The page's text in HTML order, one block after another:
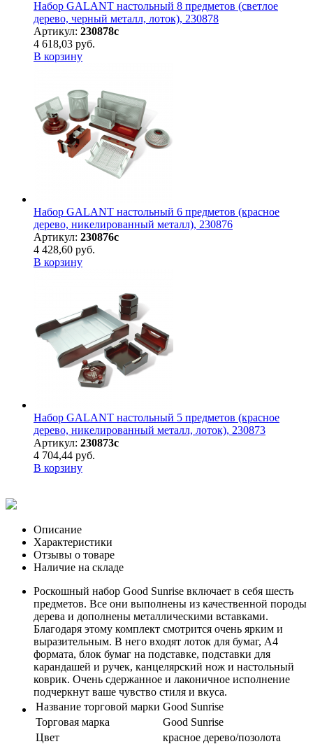
Набор GALANT настольный 8 предметов (светлое
дерево, черный металл, лоток), 230878
Артикул: 230878с
4 618,03 руб.
В корзину
Набор GALANT настольный 6 предметов (красное
дерево, никелированный металл), 230876
Артикул: 230876с
4 428,60 руб.
В корзину
Набор GALANT настольный 5 предметов (красное
дерево, никелированный металл, лоток), 230873
Артикул: 230873с
4 704,44 руб.
В корзину
Описание
Характеристики
Отзывы о товаре
Наличие на складе
Роскошный набор Good Sunrise включает в себя шесть
предметов. Все они выполнены из качественной породы
дерева и дополнены металлическими вставками.
Благодаря этому комплект смотрится очень ярким и
выразительным. В него входят лоток для бумаг, А4
формата, блок бумаг на подставке, подставки для
карандашей и ручек, канцелярский нож и настольный
коврик. Очень сдержанное и лаконичное исполнение
подчеркнут ваше чувство стиля и вкуса.
Название торговой марки Good Sunrise
Торговая марка
Good Sunrise
Цвет
красное дерево/позолота